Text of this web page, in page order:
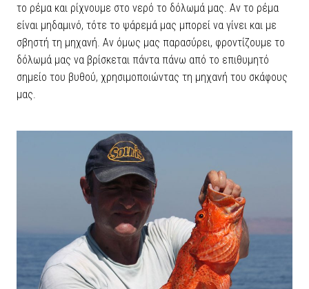
το ρέμα και ρίχνουμε στο νερό το δόλωμά μας. Αν το ρέμα
είναι μηδαμινό, τότε το ψάρεμά μας μπορεί να γίνει και με
σβηστή τη μηχανή. Αν όμως μας παρασύρει, φροντίζουμε το
δόλωμά μας να βρίσκεται πάντα πάνω από το επιθυμητό
σημείο του βυθού, χρησιμοποιώντας τη μηχανή του σκάφους
μας.